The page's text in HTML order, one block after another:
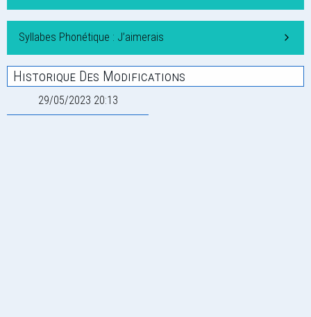
Syllabes Phonétique : J’aimerais
Historique Des Modifications
29/05/2023 20:13